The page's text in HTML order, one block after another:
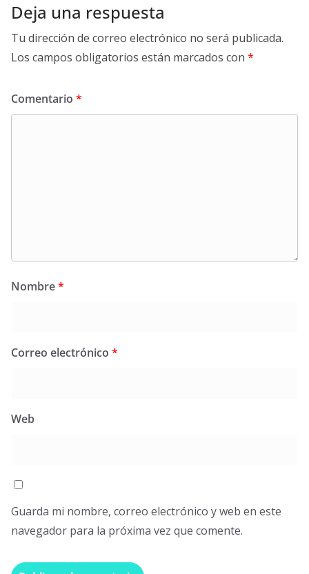
Deja una respuesta
Tu dirección de correo electrónico no será publicada.
Los campos obligatorios están marcados con *
Comentario *
Nombre*
Correo electrónico *
Web
Guarda mi nombre, correo electrónico y web en este
navegador para la próxima vez que comente.